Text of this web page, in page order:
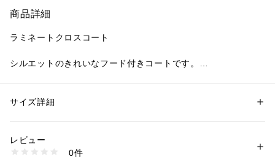
商品詳細
ラミネートクロスコート
シルエットのきれいなフード付きコートです。
裏側に薄いラミネートフィルムを貼ったタフタ素材です。適度
【着用推奨シーズン】冬
性別：レディース
素材：表地 ポリエステル100% 中わた 本体 ダウン90% フェザー10%
イロン
生産国：ベトナム製
サイズ詳細
レビュー
0件